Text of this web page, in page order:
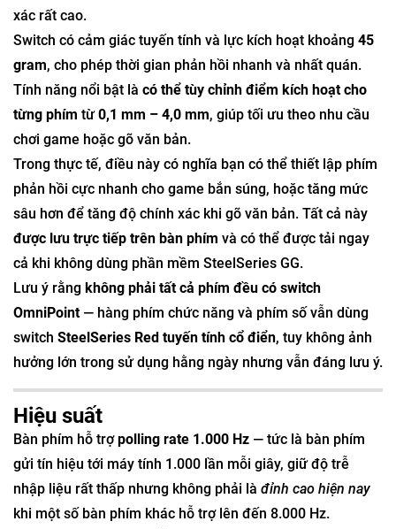
xác rất cao.
Switch có cảm giác tuyến tính và lực kích hoạt khoảng 45
gram, cho phép thời gian phản hồi nhanh và nhất quán.
Tính năng nổi bật là có thể tùy chỉnh điểm kích hoạt cho
từng phím từ0,1 mm – 4,0 mm, giúp tối ưu theo nhu cầu
chơi game hoặc gõ văn bản.
Trong thực tế, điều này có nghĩa bạn có thể thiết lập phím
phản hồi cực nhanh cho game bắn súng, hoặc tăng mức
sâu hơn để tăng độ chính xác khi gõ văn bản. Tất cả này
được lưu trực tiếp trên bàn phím và có thể được tải ngay
cả khi không dùng phần mềm SteelSeries GG.
Lưu ý rằng không phải tất cả phím đều có switch
OmniPoint— hàng phím chức năng và phím số vẫn dùng
switch SteelSeries Red tuyến tính cổ điển, tuy không ảnh
hưởng lớn trong sử dụng hằng ngày nhưng vẫn đáng lưu ý.
Hiệu suất
Bàn phím hỗ trợpolling rate 1.000 Hz — tức là bàn phím
gửi tín hiệu tới máy tính 1.000 lần mỗi giây, giữ độ trễ
nhập liệu rất thấp nhưng không phải là đỉnh cao hiện nay
khi một số bàn phím khác hỗ trợ lên đến 8.000 Hz.